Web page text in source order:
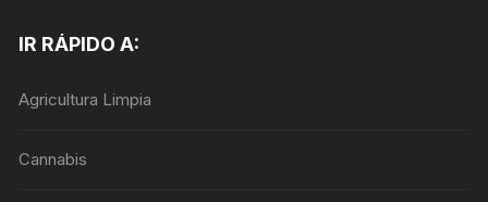
IR RÁPIDO A:
Agricultura Limpia
Cannabis